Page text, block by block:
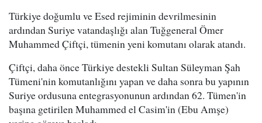
Türkiye doğumlu ve Esed rejiminin devrilmesinin
ardından Suriye vatandaşlığı alan Tuğgeneral Ömer
Muhammed Çiftçi, tümenin yeni komutanı olarak atandı.
Çiftçi, daha önce Türkiye destekli Sultan Süleyman Şah
Tümeni'nin komutanlığını yapan ve daha sonra bu yapının
Suriye ordusuna entegrasyonunun ardından 62. Tümen'in
başına getirilen Muhammed el Casim'in (Ebu Amşe)